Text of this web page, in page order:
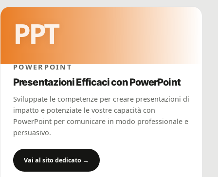
PPT
POWERPOINT
Presentazioni Efficaci con PowerPoint
Sviluppate le competenze per creare presentazioni di
impatto e potenziate le vostre capacità con
PowerPoint per comunicare in modo professionale e
persuasivo.
Vai al sito dedicato →